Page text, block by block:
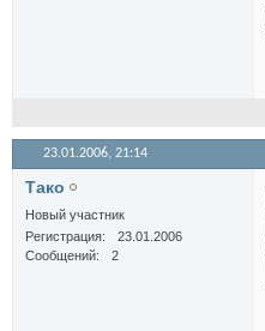
23.01.2006, 21:14
Тако
Новый участник
Регистрация
23.01.2006
Сообщений
2